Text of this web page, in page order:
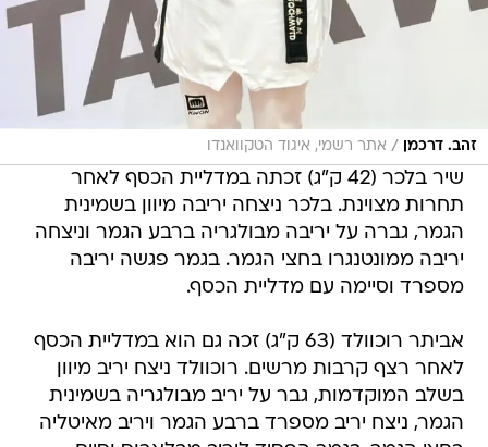
זהב. דרכמן / אתר רשמי, איגוד הטקוואנדו
שיר בלכר (42 ק"ג) זכתה במדליית הכסף לאחר
תחרות מצוינת. בלכר ניצחה יריבה מיוון בשמינית
הגמר, גברה על יריבה מבולגריה ברבע הגמר וניצחה
יריבה ממונטנגרו בחצי הגמר. בגמר פגשה יריבה
מספרד וסיימה עם מדליית הכסף.
אביתר רוכוולד (63 ק"ג) זכה גם הוא במדליית הכסף
לאחר רצף קרבות מרשים. רוכוולד ניצח יריב מיוון
בשלב המוקדמות, גבר על יריב מבולגריה בשמינית
הגמר, ניצח יריב מספרד ברבע הגמר ויריב מאיטליה